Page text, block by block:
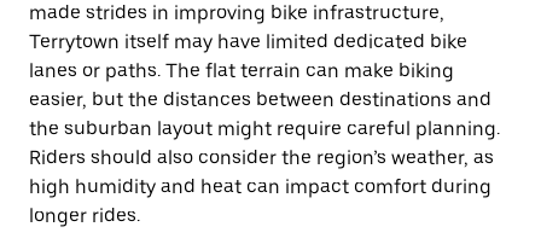
made strides in improving bike infrastructure,
Terrytown itself may have limited dedicated bike
lanes or paths. The flat terrain can make biking
easier, but the distances between destinations and
the suburban layout might require careful planning.
Riders should also consider the region’s weather, as
high humidity and heat can impact comfort during
longer rides.